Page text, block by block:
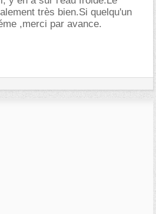
très bien.Si quelqu'un
,merci par avance.